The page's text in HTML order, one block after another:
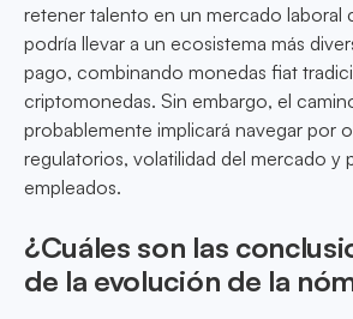
retener talento en un mercado laboral
podría llevar a un ecosistema más
pago, combinando monedas fiat
criptomonedas. Sin embargo, el
probablemente implicará navegar por
regulatorios, volatilidad del mercado y
empleados.
¿Cuáles son las
de la evolución de la